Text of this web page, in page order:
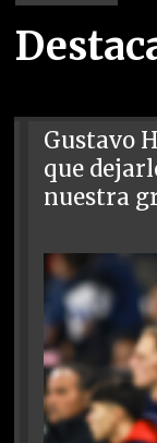
Gustavo
que
nuestra